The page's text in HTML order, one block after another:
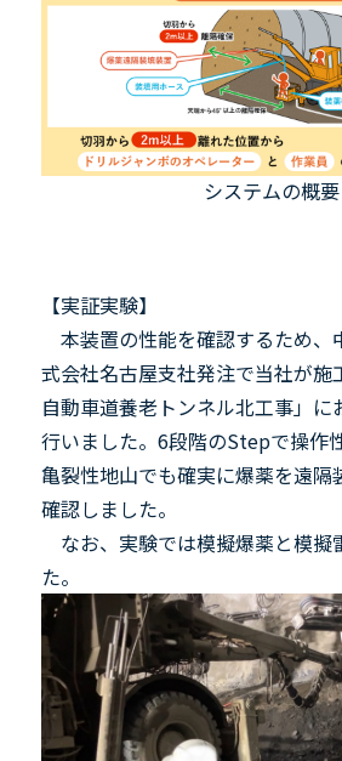
システムの概要
【実証実験】
本装置の性能を確認するため、
式会社名古屋支社発注で当社が施
自動車道養老トンネル北工事」に
行いました。 6段階のStepで操作
亀裂性地山でも確実に爆薬を遠隔
確認しました。
なお、実験では模擬爆薬と模擬
た。